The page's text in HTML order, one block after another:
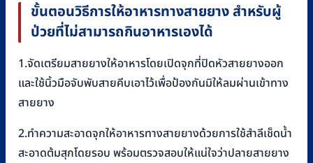
ขั้นตอนวิธีการให้อาหารทางสายยาง สำหรับผู้
ป่วยที่ไม่สามารถกินอาหารเองได้
1.จัดเตรียมสายยางให้อาหารโดยเปิดจุกที่ปิดหัวสายยางออก
และใช้นิ้วมือจับพับสายคีบเอาไว้เพื่อป้องกันมิให้ลมผ่านเข้าทาง
สายยาง
2.ทำความสะอาดจุกให้อาหารทางสายยางด้วยการใช้สำลีเช็ดน้ำ
สะอาดต้มสุกโดยรอบ พร้อมตรวจสอบให้แน่ใจว่าปลายสายยาง